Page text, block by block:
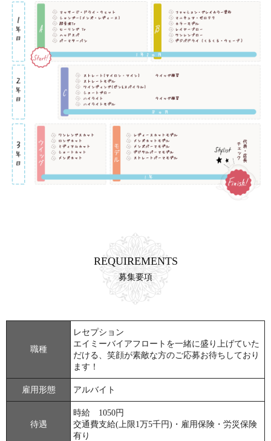
REQUIREMENTS
募集要項
職種
レセプション
エイミーバイアフロートを一緒に盛り上げていた
だける、笑顔が素敵な方のご応募お待ちしており
ます！
雇用形態 アルバイト
待遇
時給 1050円
交通費支給(上限1万5千円)・雇用保険・労災保険
有り